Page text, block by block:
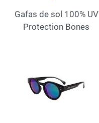
Gafas de sol 100% UV
Protection Bones